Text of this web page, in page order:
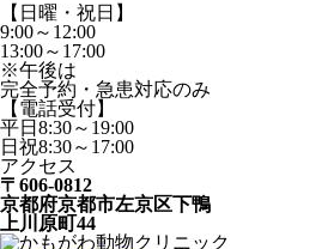
【日曜・祝日】
9:00～12:00
13:00～17:00
※午後は
完全予約・急患対応のみ
【電話受付】
平日8:30～19:00
日祝8:30～17:00
アクセス
〒606-0812
京都府京都市左京区下鴨
上川原町44